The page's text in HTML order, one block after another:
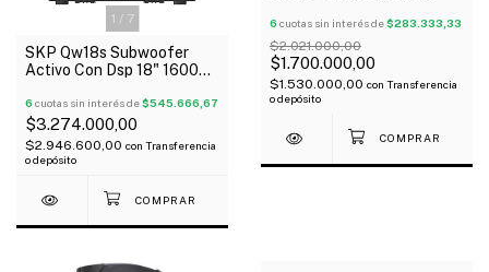
1 / 7
SKP Qw18s Subwoofer
Activo Con Dsp 18" 1600W
6 cuotas sin interés de$545.666,67
$3.274.000,00
$2.946.600,00 con Transferencia
o depósito
6 cuotas sin interés de$283.333,33
$2.021.000,00
$1.700.000,00
$1.530.000,00 con Transferencia
o depósito